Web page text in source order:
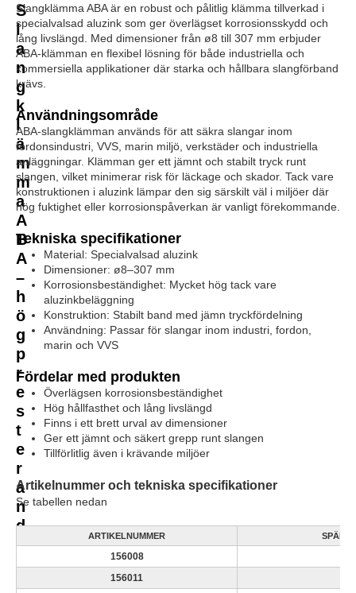
S
l
a
n
g
k
l
ä
m
m
a
A
B
A
–
h
ö
g
p
r
e
s
t
e
r
a
n
d
e
k
Slangklämma ABA är en robust och pålitlig klämma tillverkad i
specialvalsad aluzink som ger överlägset korrosionsskydd och
lång livslängd. Med dimensioner från ø8 till 307 mm erbjuder
ABA-klämman en flexibel lösning för både industriella och
kommersiella applikationer där starka och hållbara slangförband
krävs.
Användningsområde
ABA-slangklämman används för att säkra slangar inom
fordonsindustri, VVS, marin miljö, verkstäder och industriella
anläggningar. Klämman ger ett jämnt och stabilt tryck runt
slangen, vilket minimerar risk för läckage och skador. Tack vare
konstruktionen i aluzink lämpar den sig särskilt väl i miljöer där
hög fuktighet eller korrosionspåverkan är vanligt förekommande.
Tekniska specifikationer
Material: Specialvalsad aluzink
Dimensioner: ø8–307 mm
Korrosionsbeständighet: Mycket hög tack vare
aluzinkbeläggning
Konstruktion: Stabilt band med jämn tryckfördelning
Användning: Passar för slangar inom industri, fordon,
marin och VVS
Fördelar med produkten
Överlägsen korrosionsbeständighet
Hög hållfasthet och lång livslängd
Finns i ett brett urval av dimensioner
Ger ett jämnt och säkert grepp runt slangen
Tillförlitlig även i krävande miljöer
Artikelnummer och tekniska specifikationer
Se tabellen nedan
ARTIKELNUMMER
156008
156011